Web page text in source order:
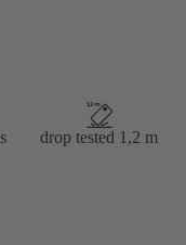
drop tested 1,2 m